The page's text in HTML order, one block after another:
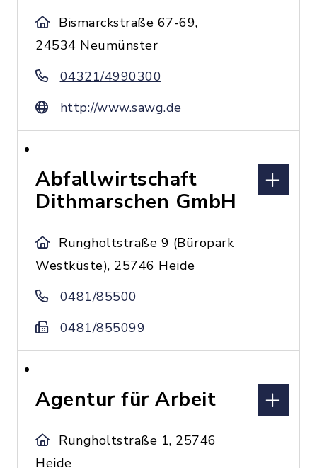
Bismarckstraße 67-69,
24534 Neumünster
04321/4990300
http://www.sawg.de
Abfallwirtschaft
Dithmarschen GmbH
Rungholtstraße 9 (Büropark
Westküste), 25746 Heide
0481/85500
0481/855099
Agentur für Arbeit
Rungholtstraße 1, 25746
Heide